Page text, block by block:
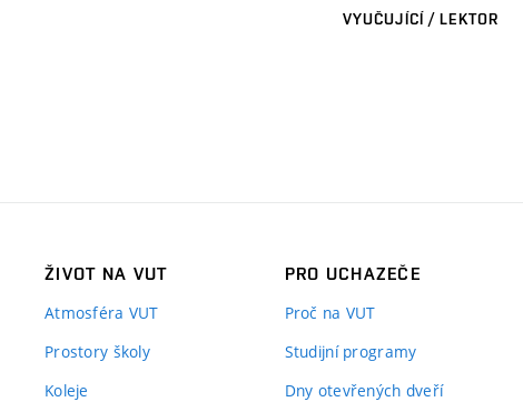
VYUČUJÍCÍ / LEKTOR
ŽIVOT NA VUT
Atmosféra VUT
Prostory školy
Koleje
PRO UCHAZEČE
Proč na VUT
Studijní programy
Dny otevřených dveří